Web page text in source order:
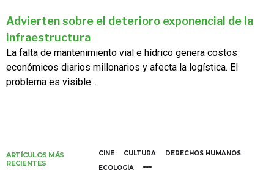
Advierten sobre el deterioro exponencial de la
infraestructura
La falta de mantenimiento vial e hídrico genera costos
económicos diarios millonarios y afecta la logística. El
problema es visible...
ARTÍCULOS MÁS
RECIENTES
CINE CULTURA
DERECHOS HUMANOS
ECOLOGÍA